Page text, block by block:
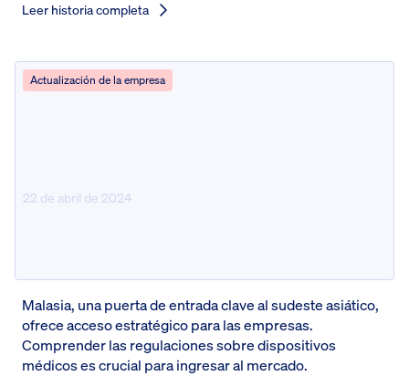
Leer historia completa
Actualización de la empresa
22 de abril de 2024
Malasia, una puerta de entrada clave al sudeste asiático,
ofrece acceso estratégico para las empresas.
Comprender las regulaciones sobre dispositivos
médicos es crucial para ingresar al mercado.